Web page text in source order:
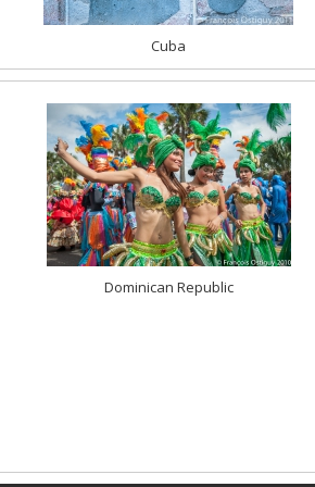
Cuba
Dominican Republic